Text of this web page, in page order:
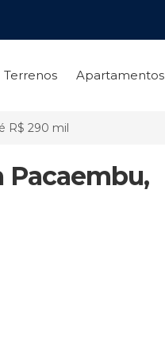
Terrenos Apartamentos
R$ 290 mil
Pacaembu,